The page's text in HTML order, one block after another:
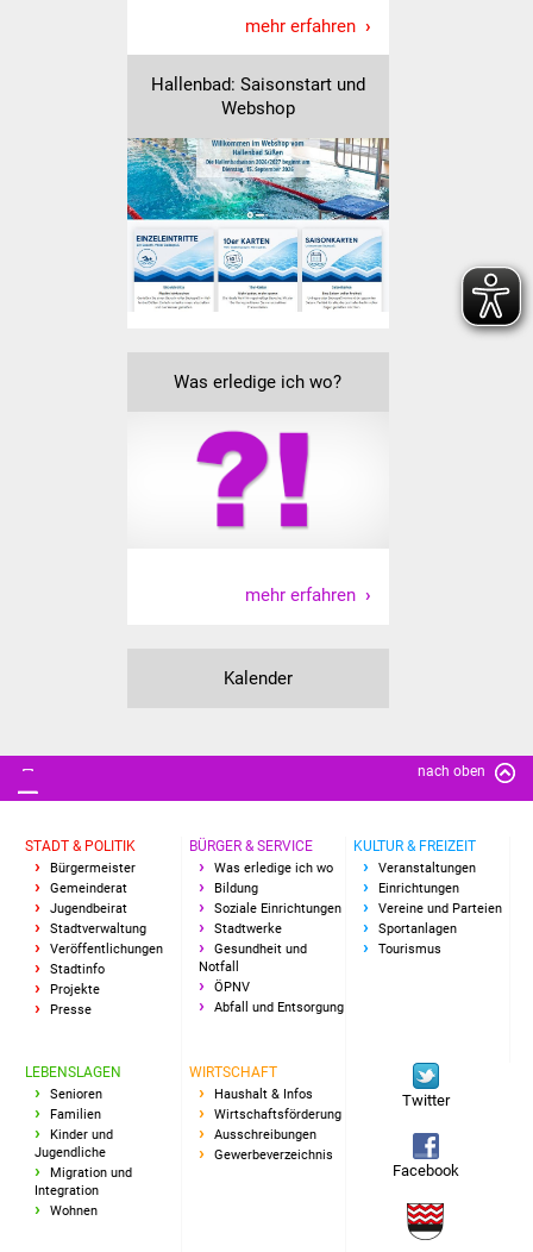
Bürgerbus (MOBS)
Abfall und Entsorgung
Kultur & Freizeit
Veranstaltungen
Stadtfest
Ostermarkt
Hallenbad
Stadtbücherei
Stadtarchiv
Zehntscheuer
Vereine und Parteien
Selbsteintrag Vereine
Beirat Süßener Vereine
Sportanlagen
Schwäbischer Albtrauf
Route der
Industriekultur
mehr erfahren
Hallenbad: Saisonstart und
Webshop
Was erledige ich wo?
mehr erfahren
Kalender
nach oben
STADT & POLITIK
Bürgermeister
Gemeinderat
Jugendbeirat
Stadtverwaltung
Veröffentlichungen
Stadtinfo
Projekte
Presse
BÜRGER & SERVICE
Was erledige ich wo
Bildung
Soziale Einrichtungen
Stadtwerke
Gesundheit und
Notfall
ÖPNV
Abfall und Entsorgung
KULTUR & FREIZEIT
Veranstaltungen
Einrichtungen
Vereine und Parteien
Sportanlagen
Tourismus
LEBENSLAGEN
Senioren
Familien
Kinder und
Jugendliche
Migration und
Integration
Wohnen
WIRTSCHAFT
Haushalt & Infos
Wirtschaftsförderung
Ausschreibungen
Gewerbeverzeichnis
Twitter
Facebook